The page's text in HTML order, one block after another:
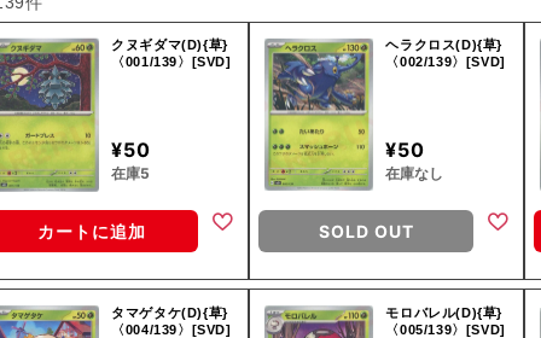
クヌギダマ(D){草}
〈001/139〉[SVD]
¥50
在庫5
カートに追加
ヘラクロス(D){草}
〈002/139〉[SVD]
¥50
在庫なし
SOLD OUT
タマゲタケ(D){草}
〈004/139〉[SVD]
モロバレル(D){草}
〈005/139〉[SVD]